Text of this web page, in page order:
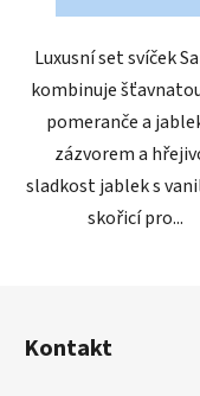
Luxusní set svíček
kombinuje
pomeranče a
zázvorem a
sladkost jablek s
skořicí pro...
Kontakt